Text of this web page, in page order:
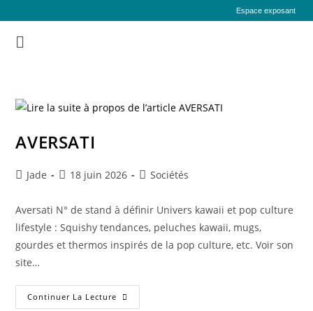
Espace exposant
AVERSATI
Jade 18 juin 2026 Sociétés
Aversati N° de stand à définir Univers kawaii et pop culture
lifestyle : Squishy tendances, peluches kawaii, mugs,
gourdes et thermos inspirés de la pop culture, etc. Voir son
site…
Continuer La Lecture